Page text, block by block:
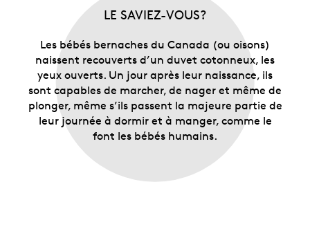
LE SAVIEZ-VOUS?
Les bébés bernaches du Canada (ou oisons)
naissent recouverts d’un duvet cotonneux, les
yeux ouverts. Un jour après leur naissance, ils
sont capables de marcher, de nager et même de
plonger, même s’ils passent la majeure partie de
leur journée à dormir et à manger, comme le
font les bébés humains.